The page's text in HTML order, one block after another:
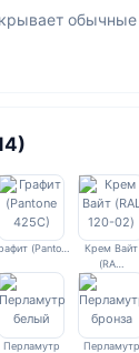
(Panto…
Крем Вайт
(RA…
Перламутр
Перламутр